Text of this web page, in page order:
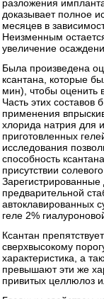
разложения
доказывает полное
месяцев в
Неизменным
увеличение
Была произведена
ксантана, которые
мин), чтобы оценить
Часть этих
применения
хлорида натрия для
приготовленных
исследования
способность
присутствии
предварительной
автоклавированных
геле 2%
Ксантан
сверхвысокому
характеристика, а
превышают эти же
привитых целлюлоз